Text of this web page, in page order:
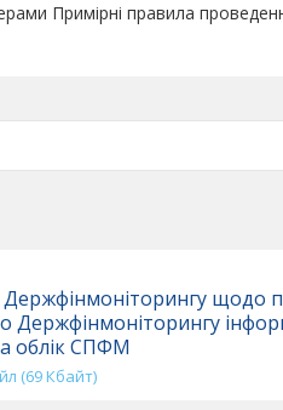
Примірні правила
Держфінмоніторингу щодо
Держфінмоніторингу
облік СПФМ
(69 Кбайт)